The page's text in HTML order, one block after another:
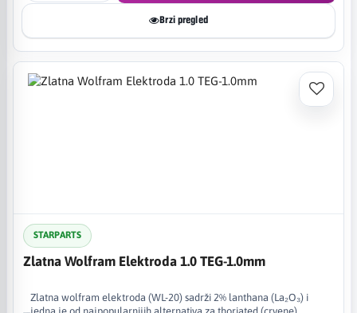
Brzi pregled
STARPARTS
Zlatna Wolfram Elektroda 1.0 TEG-1.0mm
Zlatna wolfram elektroda (WL-20) sadrži 2% lanthana (La₂O₃) i
jedna je od najpopularnijih alternativa za thoriated (crvene)